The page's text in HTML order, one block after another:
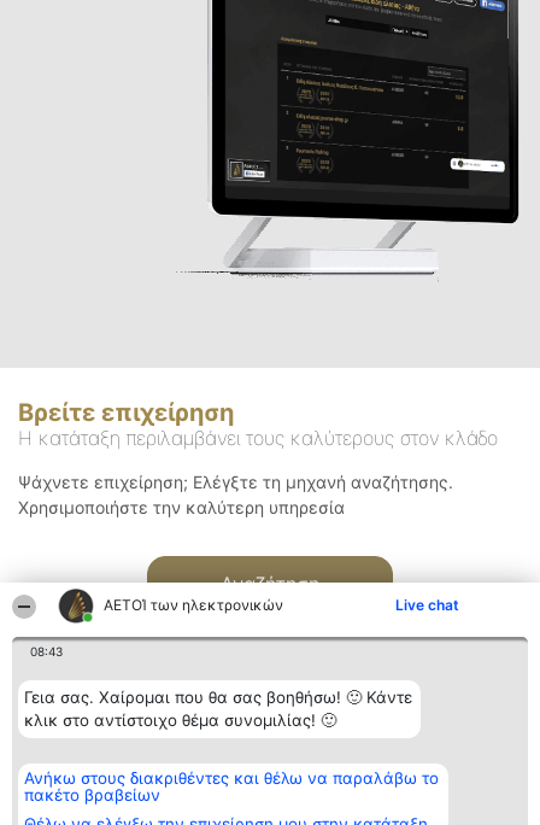
ΑΕΤΟΊ των ηλεκτρονικών Live chat
08:43
Γεια σας. Χαίρομαι που θα σας βοηθήσω! 🙂 Κάντε
κλικ στο αντίστοιχο θέμα συνομιλίας! 🙂
Ανήκω στους διακριθέντες και θέλω να παραλάβω το
πακέτο βραβείων
Βρείτε επιχείρηση
Η κατάταξη περιλαμβάνει τους καλύτερους στον κλάδο
Ψάχνετε επιχείρηση; Ελέγξτε τη μηχανή αναζήτησης.
Χρησιμοποιήστε την καλύτερη υπηρεσία
Αναζήτηση
Διοργανωτής της
κατάταξης
BEAUTIFUL COMPANY
Κατάταξη
Διακριθέντες
των
Επικοινωνία
Επικοινωνία